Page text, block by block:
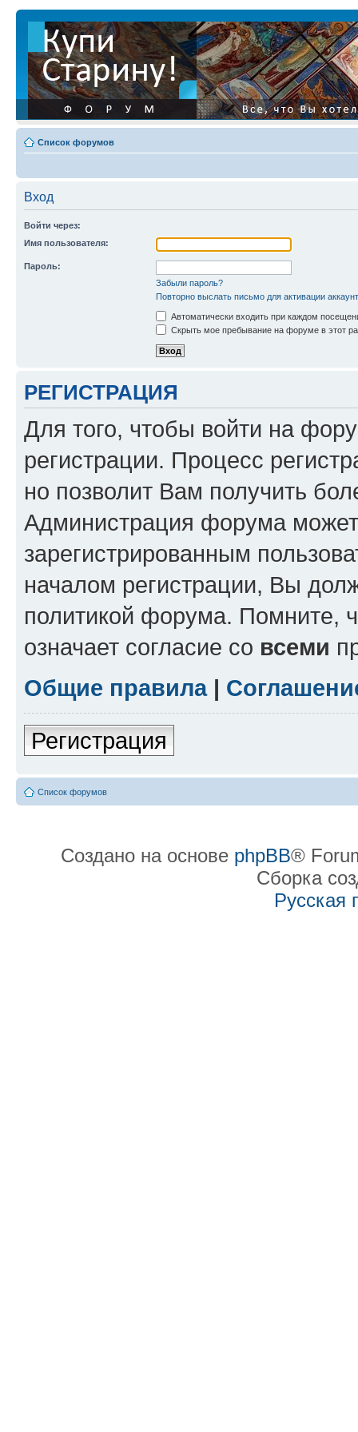
Список форумов
Вход
Войти через:
Имя пользователя:
Пароль:
Забыли пароль?
Повторно выслать письмо для активации
Автоматически входить при каждом
Скрыть мое пребывание на форуме в этот
РЕГИСТРАЦИЯ
Для того, чтобы войти на
регистрации. Процесс
но позволит Вам получить
Администрация форума может
зарегистрированным
началом регистрации, Вы
политикой форума. Помните,
означает согласие со всеми
Общие правила|
Регистрация
Список форумов
Создано на основе phpBB®
Сборка
Русская